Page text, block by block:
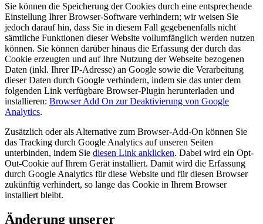
Sie können die Speicherung der Cookies durch eine entsprechende
Einstellung Ihrer Browser-Software verhindern; wir weisen Sie
jedoch darauf hin, dass Sie in diesem Fall gegebenenfalls nicht
sämtliche Funktionen dieser Website vollumfänglich werden nutzen
können. Sie können darüber hinaus die Erfassung der durch das
Cookie erzeugten und auf Ihre Nutzung der Webseite bezogenen
Daten (inkl. Ihrer IP-Adresse) an Google sowie die Verarbeitung
dieser Daten durch Google verhindern, indem sie das unter dem
folgenden Link verfügbare Browser-Plugin herunterladen und
installieren: Browser Add On zur Deaktivierung von Google
Analytics.
Zusätzlich oder als Alternative zum Browser-Add-On können Sie
das Tracking durch Google Analytics auf unseren Seiten
unterbinden, indem Sie diesen Link anklicken. Dabei wird ein Opt-
Out-Cookie auf Ihrem Gerät installiert. Damit wird die Erfassung
durch Google Analytics für diese Website und für diesen Browser
zukünftig verhindert, so lange das Cookie in Ihrem Browser
installiert bleibt.
Änderung unserer